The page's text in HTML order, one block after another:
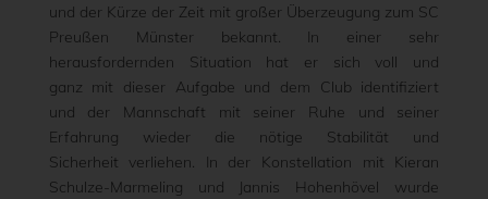
und der Kürze der Zeit mit großer Überzeugung zum SC
Preußen Münster bekannt. In einer sehr
herausfordernden Situation hat er sich voll und
ganz mit dieser Aufgabe und dem Club identifiziert
und der Mannschaft mit seiner Ruhe und seiner
Erfahrung wieder die nötige Stabilität und
Sicherheit verliehen. In der Konstellation mit Kieran
Schulze-Marmeling und Jannis Hohenhövel wurde